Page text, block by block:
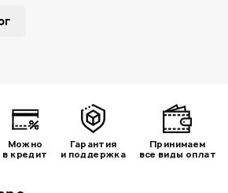
Можно
в кредит
Гарантия
и поддержка
Принимаем
все виды оплат